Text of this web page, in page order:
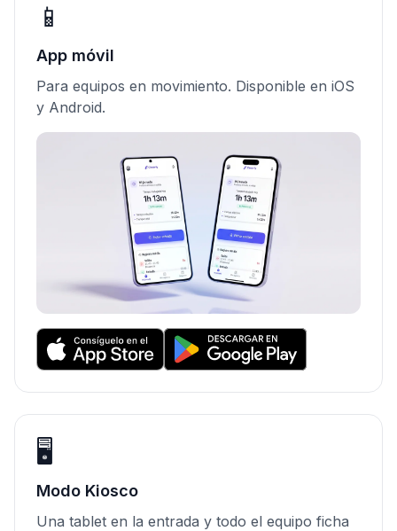
📱
App móvil
Para equipos en movimiento. Disponible en iOS
y Android.
🖥️
Modo Kiosco
Una tablet en la entrada y todo el equipo ficha